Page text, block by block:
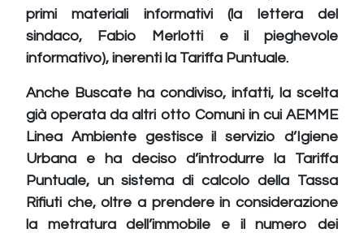
primi materiali informativi (la lettera del
sindaco, Fabio Merlotti e il pieghevole
informativo), inerenti la Tariffa Puntuale.
Anche Buscate ha condiviso, infatti, la scelta
già operata da altri otto Comuni in cui AEMME
Linea Ambiente gestisce il servizio d’Igiene
Urbana e ha deciso d’introdurre la Tariffa
Puntuale, un sistema di calcolo della Tassa
Rifiuti che, oltre a prendere in considerazione
la metratura dell’immobile e il numero dei